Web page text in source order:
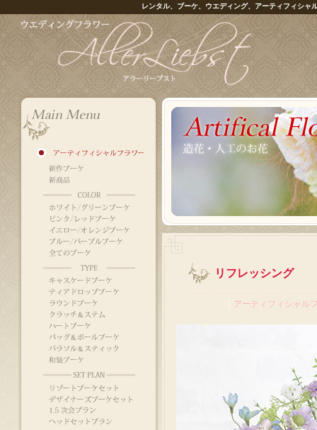
レンタル、ブーケ、ウエディング、アーティフィシャ
リフレッシング
アーティフィシャル